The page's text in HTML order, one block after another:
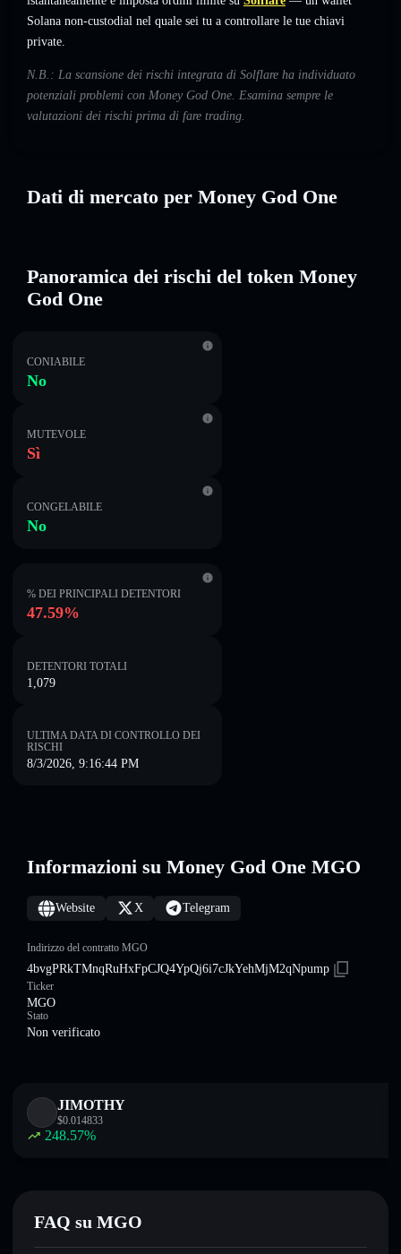
Solana non-custodial nel quale sei tu a controllare le tue chiavi
private.
N.B.: La scansione dei rischi integrata di Solflare ha individuato
potenziali problemi con Money God One. Esamina sempre le
valutazioni dei rischi prima di fare trading.
Dati di mercato per Money God One
Panoramica dei rischi del token Money
God One
CONIABILE
No
MUTEVOLE
Sì
CONGELABILE
No
% DEI PRINCIPALI DETENTORI
47.59%
DETENTORI TOTALI
1,079
ULTIMA DATA DI CONTROLLO DEI
RISCHI
8/3/2026, 9:16:44 PM
Informazioni su Money God One MGO
Website X Telegram
Indirizzo del contratto MGO
4bvgPRkTMnqRuHxFpCJQ4YpQj6i7cJkYehMjM2qNpump
Ticker
MGO
Stato
Non verificato
JIMOTHY
$0.014833
248.57%
FAQ su MGO